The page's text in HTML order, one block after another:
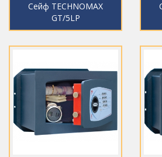
Сейф TECHNOMAX
GT/5LP